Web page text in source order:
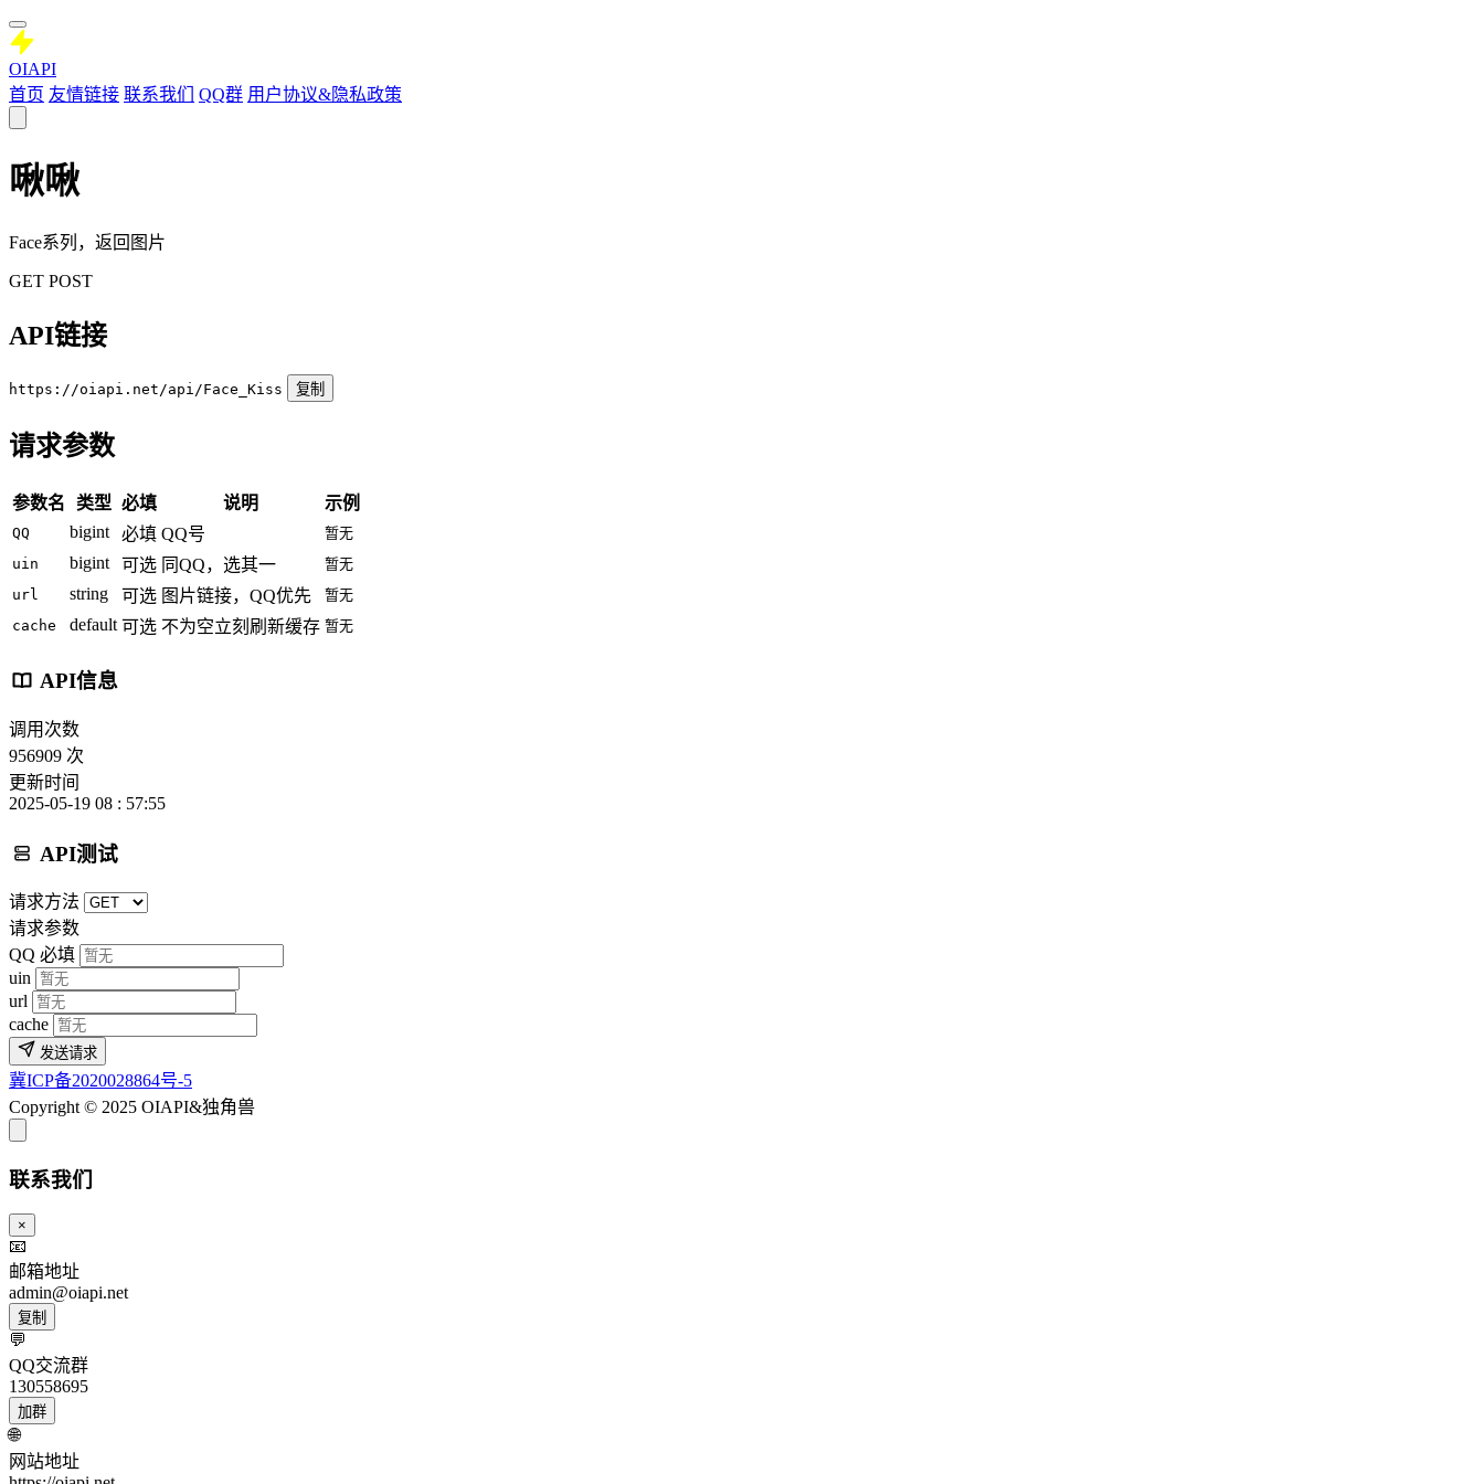
OIAPI
首页 友情链接 联系我们 QQ群 用户协议&隐私政策
啾啾
Face系列，返回图片
GET POST
API链接
https://oiapi.net/api/Face_Kiss 复制
请求参数
参数名 类型 必填 说明 示例
QQ bigint 必填 QQ号
暂无
uin
bigint 可选 同QQ，选其一
暂无
url
string 可选 图片链接，QQ优先
暂无
cache
default 可选 不为空立刻刷新缓存 暂无
API信息
调用次数
956909 次
更新时间
2025-05-19 08 : 57:55
API测试
请求方法
请求参数
QQ 必填
uin
url
cache
发送请求
冀ICP备2020028864号-5
Copyright © 2025 OIAPI&独角兽
联系我们
×
📧
邮箱地址
admin@oiapi.net
复制
💬
QQ交流群
130558695
加群
🌐
网站地址